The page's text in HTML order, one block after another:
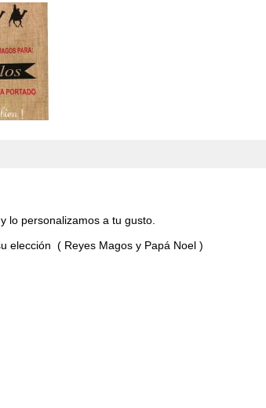
lo personalizamos a tu gusto.
elección ( Reyes Magos y Papá Noel )